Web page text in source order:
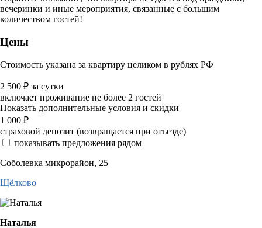
вечеринки и иные мероприятия, связанные с большим
количеством гостей!
Цены
Стоимость указана за квартиру целиком в рублях РФ
2 500 ₽ за сутки
включает проживание не более 2 гостей
Показать дополнительные условия и скидки
1 000 ₽
страховой депозит (возвращается при отъезде)
показывать предложения рядом
Соболевка микрорайон, 25
Щёлково
Наталья